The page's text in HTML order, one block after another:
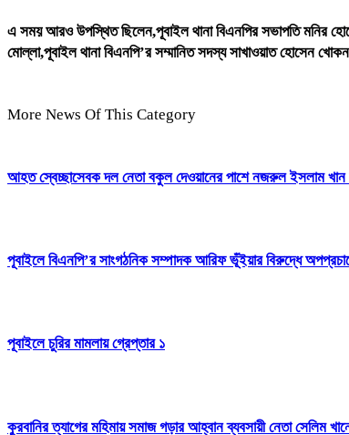
এ সময় আরও উপস্থিত ছিলেন,পূবাইল থানা বিএনপির সভাপতি মনির
মোল্লা,পূবাইল থানা বিএনপি’র সম্মানিত সদস্য সাখাওয়াত হোসেন
More News Of This Category
আহত স্বেচ্ছাসেবক দল নেতা বকুল দেওয়ানের পাশে নজরুল ইসলাম খান
পূবাইলে বিএনপি’র সাংগঠনিক সম্পাদক আরিফ ভূঁইয়ার বিরুদ্ধে
পূবাইলে চুরির মামলায় গ্রেপ্তার ১
কুরবানির ত্যাগের মহিমায় সমাজ গড়ার আহ্বান ব্যবসায়ী নেতা সেলিম